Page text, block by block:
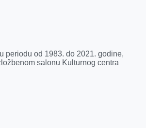
periodu od 1983. do 2021. godine,
salonu Kulturnog centra